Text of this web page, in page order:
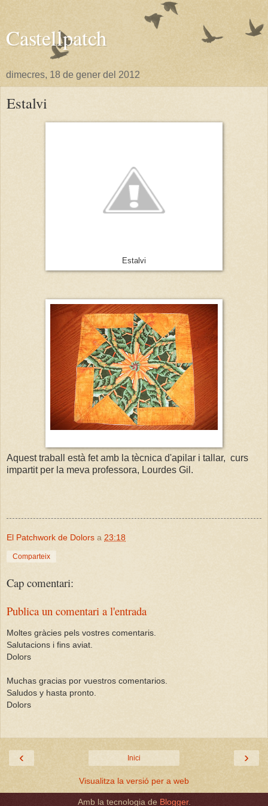
Castellpatch
dimecres, 18 de gener del 2012
Estalvi
Estalvi
Aquest traball està fet amb la tècnica d'apilar i tallar, curs
impartit per la meva professora, Lourdes Gil.
El Patchwork de Dolors a 23:18
Comparteix
Cap comentari:
Publica un comentari a l'entrada
Moltes gràcies pels vostres comentaris.
Salutacions i fins aviat.
Dolors
Muchas gracias por vuestros comentarios.
Saludos y hasta pronto.
Dolors
‹ ›
Inici
Visualitza la versió per a web
Amb la tecnologia de Blogger.